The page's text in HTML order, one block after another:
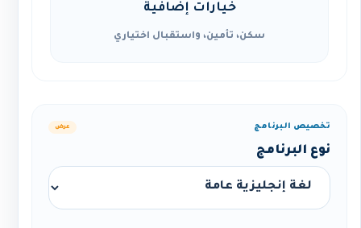
خيارات إضافية
سكن، تأمين، واستقبال اختياري
تخصيص البرنامج عرض
نوع البرنامج